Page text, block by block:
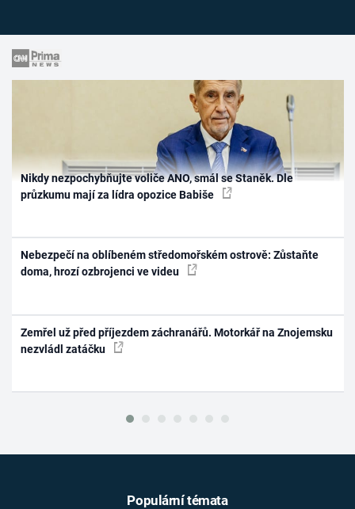
Nikdy nezpochybňujte voliče ANO, smál se Staněk. Dle
průzkumu mají za lídra opozice Babiše
Nebezpečí na oblíbeném středomořském ostrově: Zůstaňte
doma, hrozí ozbrojenci ve videu
Zemřel už před příjezdem záchranářů. Motorkář na Znojemsku
nezvládl zatáčku
Populární témata